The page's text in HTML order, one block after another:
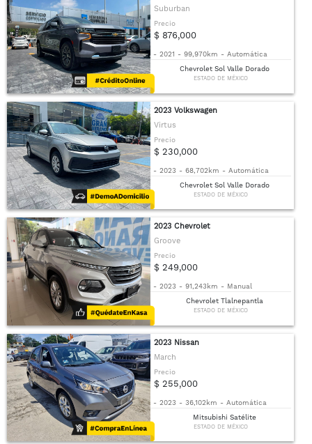
Suburban
Precio
$ 876,000
- 2021 - 99,970km - Automática
Chevrolet Sol Valle Dorado
ESTADO DE MÉXICO
2023 Volkswagen
Virtus
Precio
$ 230,000
- 2023 - 68,702km - Automática
Chevrolet Sol Valle Dorado
ESTADO DE MÉXICO
2023 Chevrolet
Groove
Precio
$ 249,000
- 2023 - 91,243km - Manual
Chevrolet Tlalnepantla
ESTADO DE MÉXICO
2023 Nissan
March
Precio
$ 255,000
- 2023 - 36,102km - Automática
Mitsubishi Satélite
ESTADO DE MÉXICO